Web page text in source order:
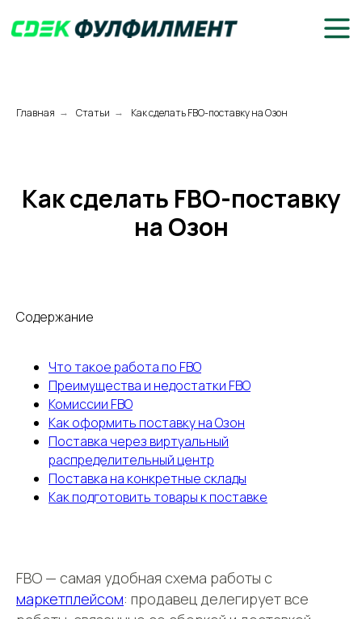
Главная → Статьи → Как сделать FBO-поставку на Oзoн
Как сделать FBO-поставку
на Oзoн
Содержание
Что такое работа по FBO
Преимущества и недостатки FBO
Комиссии FBO
Как оформить поставку на Oзoн
Поставка через виртуальный
распределительный центр
Поставка на конкретные склады
Как подготовить товары к поставке
FBO — самая удобная схема работы с
маркетплейсом: продавец делегирует все